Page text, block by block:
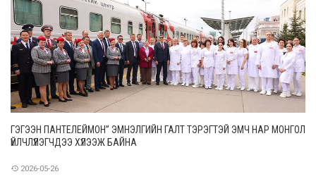
ГЭГЭЭН ПАНТЕЛЕЙМОН” ЭМНЭЛГИЙН ГАЛТ ТЭРЭГТЭЙ ЭМЧ НАР МОНГОЛ
ҮЙЛЧЛҮҮЛЭГЧДЭЭ ХҮЛЭЭЖ БАЙНА
2026-05-26